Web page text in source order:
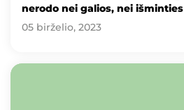
nerodo nei galios, nei išminties
05 birželio, 2023